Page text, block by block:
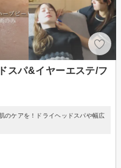
スパ&イヤーエステ/フ
のケアを！ドライヘッドスパや幅広